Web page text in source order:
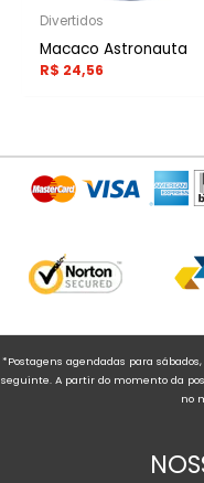
Divertidos
Macaco Astronauta
R$ 24,56
*Postagens agendadas para
seguinte. A partir do momento da
no